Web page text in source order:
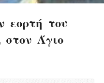
εορτή του
στον Άγιο